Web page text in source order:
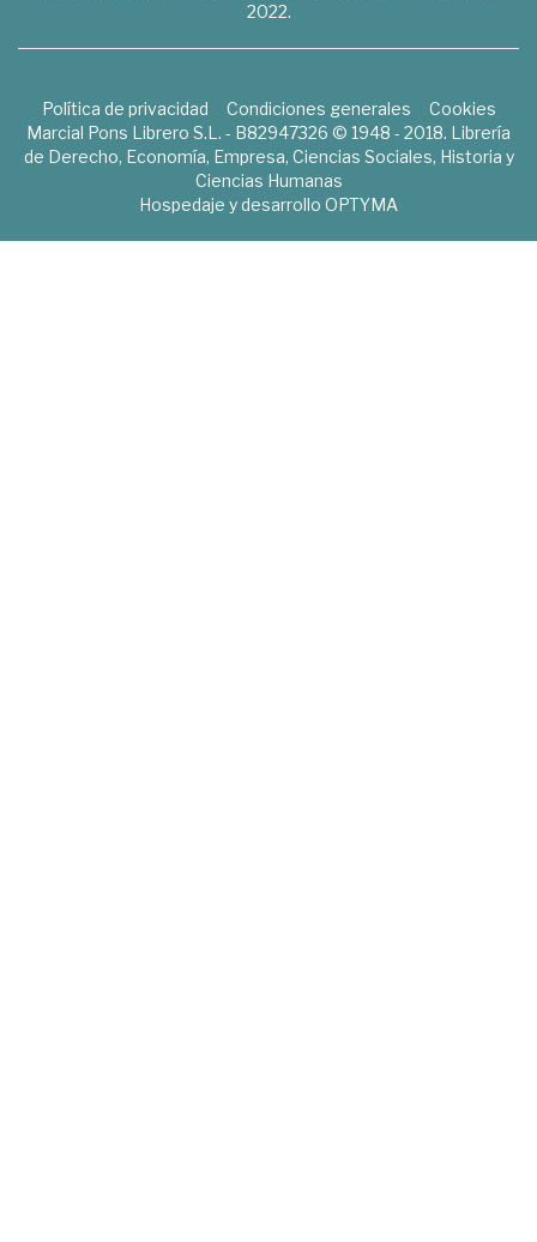
2022.
Política de privacidad Condiciones generales
Cookies
Marcial Pons Librero S.L. - B82947326 © 1948 - 2018. Librería
de Derecho, Economía, Empresa, Ciencias Sociales, Historia y
Ciencias Humanas
Hospedaje y desarrollo OPTYMA